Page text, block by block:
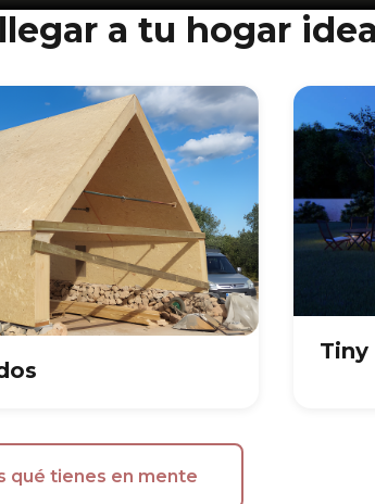
a tu hogar
Tiny
qué tienes en mente